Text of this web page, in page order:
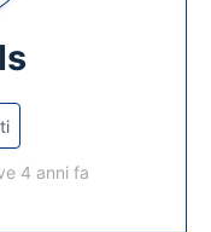
4 anni fa